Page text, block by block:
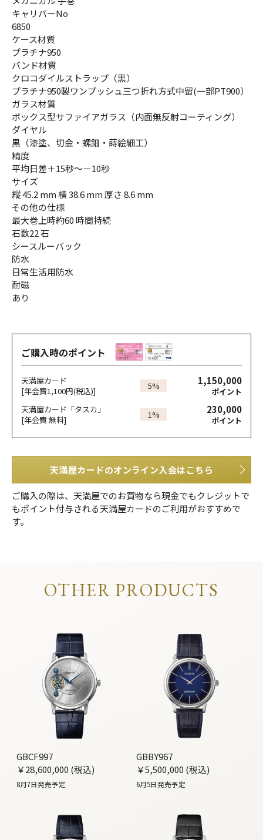
キャリバーNo
6850
ケース材質
プラチナ950
バンド材質
クロコダイルストラップ（黒）
プラチナ950製ワンプッシュ三つ折れ方式中留(一部PT900）
ガラス材質
ボックス型サファイアガラス（内面無反射コーティング）
ダイヤル
黒（漆塗、切金・螺鈿・蒔絵細工）
精度
平均日差＋15秒～－10秒
サイズ
縦 45.2 mm 横 38.6 mm 厚さ 8.6 mm
その他の仕様
最大巻上時約60 時間持続
石数22 石
シースルーバック
防水
日常生活用防水
耐磁
あり
ご購入時のポイント
天満屋カード
[年会費1,100円(税込)]
5% 1,150,000
ポイント
天満屋カード「タスカ」
[年会費 無料]
1% 230,000
ポイント
天満屋カードのオンライン入会はこちら
ご購入の際は、天満屋でのお買物なら現金でもクレジットで
もポイント付与される天満屋カードのご利用がおすすめで
す。
OTHER PRODUCTS
GBCF997
￥28,600,000 (税込)
8月7日発売予定
GBBY967
￥5,500,000 (税込)
6月5日発売予定